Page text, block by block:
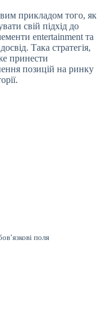
прикладом того, як
свій підхід до
entertainment та
Така стратегія,
принести
позицій на ринку
поля